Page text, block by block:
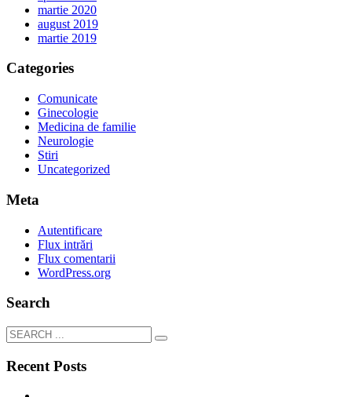
martie 2020
august 2019
martie 2019
Categories
Comunicate
Ginecologie
Medicina de familie
Neurologie
Stiri
Uncategorized
Meta
Autentificare
Flux intrări
Flux comentarii
WordPress.org
Search
Recent Posts